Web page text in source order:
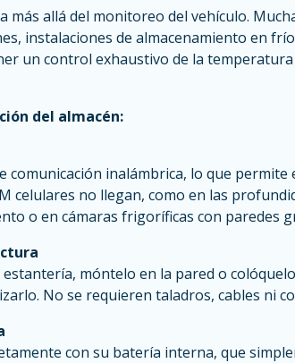
más allá del monitoreo del vehículo.
instalaciones de almacenamiento en
un control exhaustivo de la
del almacén:
comunicación inalámbrica, lo que
celulares no llegan, como en las
o en cámaras frigoríficas con paredes
móntelo en la pared o
No se requieren taladros, cables ni
con su batería interna, que